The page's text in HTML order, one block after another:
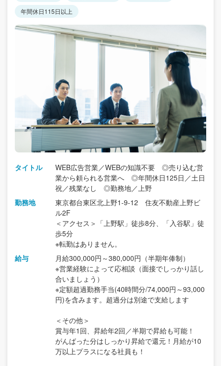
年間休日115日以上
タイトル
WEB広告営業／WEBの知識不要 ◎売り込む営
業から頼られる営業へ ◎年間休日125日／土日
祝／残業なし ◎勤務地／上野
勤務地
東京都台東区北上野1-9-12 住友不動産上野ビ
ル2F
＜アクセス＞「上野駅」徒歩8分、「入谷駅」徒
歩5分
※転勤はありません。
給与
月給300,000円～380,000円（半期年俸制）
※営業経験によって応相談（面接でしっかり話し
合いましょう）
※定額超過勤務手当(40時間分/74,000円～93,000
円)を含みます。超過分は別途で支給します
＜その他＞
賞与年1回、昇給年2回／半期で昇給も可能！
がんばった分はしっかり昇給で還元！月給が10
万以上プラスになる社員も！